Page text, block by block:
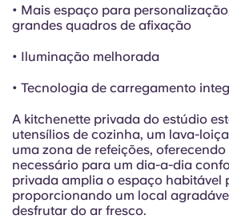
• Mais espaço para
grandes quadros de afixação
• Iluminação melhorada
• Tecnologia de carregamento
A kitchenette privada do estúdio
utensílios de cozinha, um lava-
uma zona de refeições,
necessário para um dia-a-dia
privada amplia o espaço habitável
proporcionando um local
desfrutar do ar fresco.